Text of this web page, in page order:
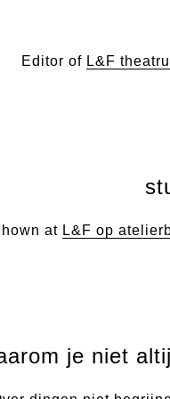
Editor of L&F
at L&F op
je niet